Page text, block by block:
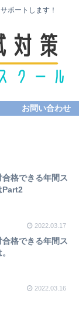
ポートします！
お問い合わせ
合格できる年間ス
Part2
2022.03.17
合格できる年間ス
2022.03.16